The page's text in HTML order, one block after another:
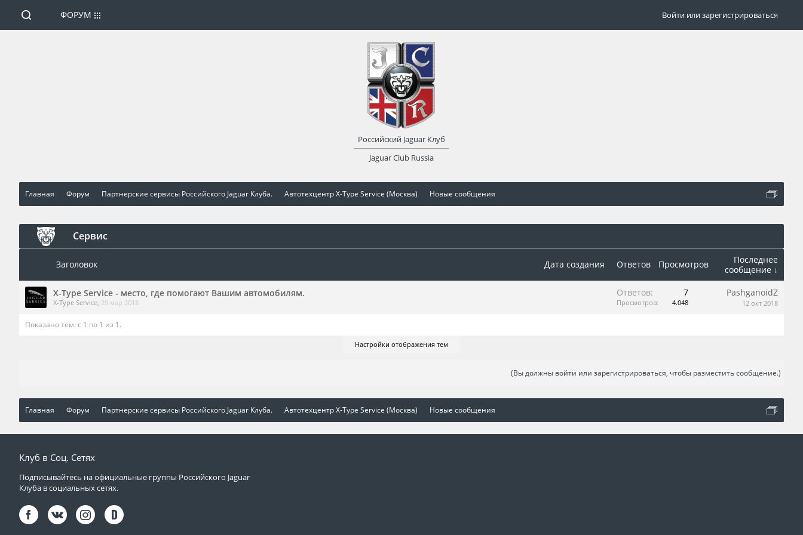
Главная Форум Партнерские сервисы Российского Jaguar Клуба. Автотехцентр X-Type Service (Москва) Новые сообщения
Сервис
Заголовок Дата создания Ответов Просмотров
Последнее
сообщение ↓
X-Type Service - место, где помогают Вашим автомобилям.
X-Type Service, 29 мар 2018
Ответов: 7
Просмотров: 4.048
PashganoidZ
12 окт 2018
Показано тем: с 1 по 1 из 1.
Настройки отображения тем
(Вы должны войти или зарегистрироваться, чтобы разместить сообщение.)
Главная Форум Партнерские сервисы Российского Jaguar Клуба. Автотехцентр X-Type Service (Москва) Новые сообщения
ФОРУМ
Российский Jaguar Клуб
Jaguar Club Russia
Войти или зарегистрироваться
Клуб в Соц. Сетях
Подписывайтесь на официальные группы Российского Jaguar
Клуба в социальных сетях.